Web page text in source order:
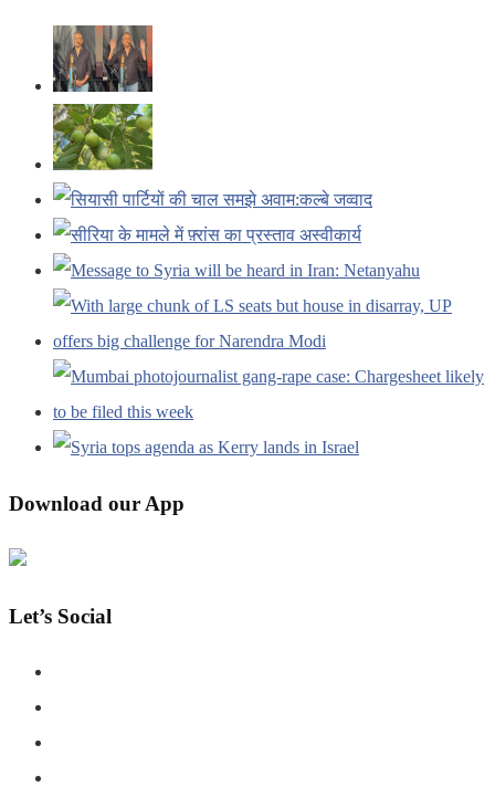
Download our App
Let’s Social